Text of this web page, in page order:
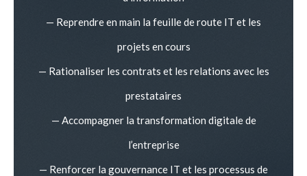
— Reprendre en main la feuille de route IT et les
projets en cours
— Rationaliser les contrats et les relations avec les
prestataires
— Accompagner la transformation digitale de
l’entreprise
— Renforcer la gouvernance IT et les processus de